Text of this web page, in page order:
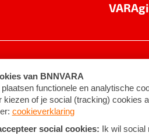
Algemene voorwaarden